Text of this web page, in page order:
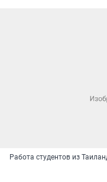
Работа студентов из